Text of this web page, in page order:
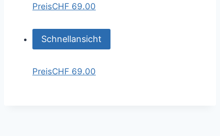
PreisCHF 69.00
Schnellansicht
PreisCHF 69.00